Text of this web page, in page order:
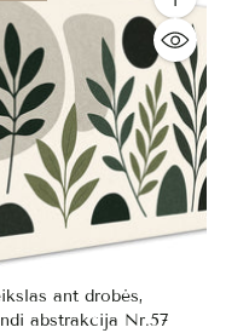
Kiekis
ant drobės,
abstrakcija Nr.57